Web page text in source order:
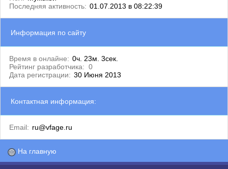
Последняя активность: 01.07.2013 в 08:22:39
Информация по сайту
Время в онлайне: 0ч. 23м. 3сек.
Рейтинг разработчика: 0
Дата регистрации: 30 Июня 2013
Контактная информация:
Email: ru@vfage.ru
На главную